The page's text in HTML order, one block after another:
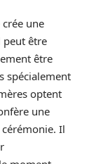
une
peut être
être
spécialement
optent
une
Il